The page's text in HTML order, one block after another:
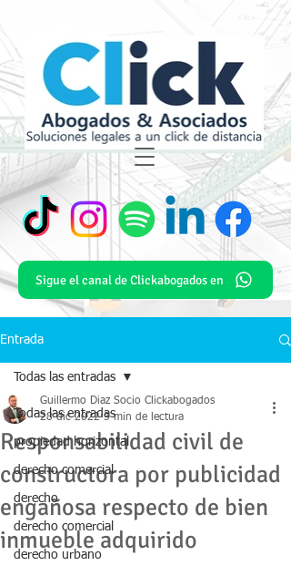
Sigue el canal de Clickabogados en
Entrada
Todas las entradas
propiedad horizontal
derecho comercial
derecho
derecho comercial
derecho urbano
Todas las entradas
Responsabilidad civil de
constructora por publicidad
engañosa respecto de bien
inmueble adquirido
Guillermo Diaz Socio Clickabogados
28 dic 2022 3 min de lectura